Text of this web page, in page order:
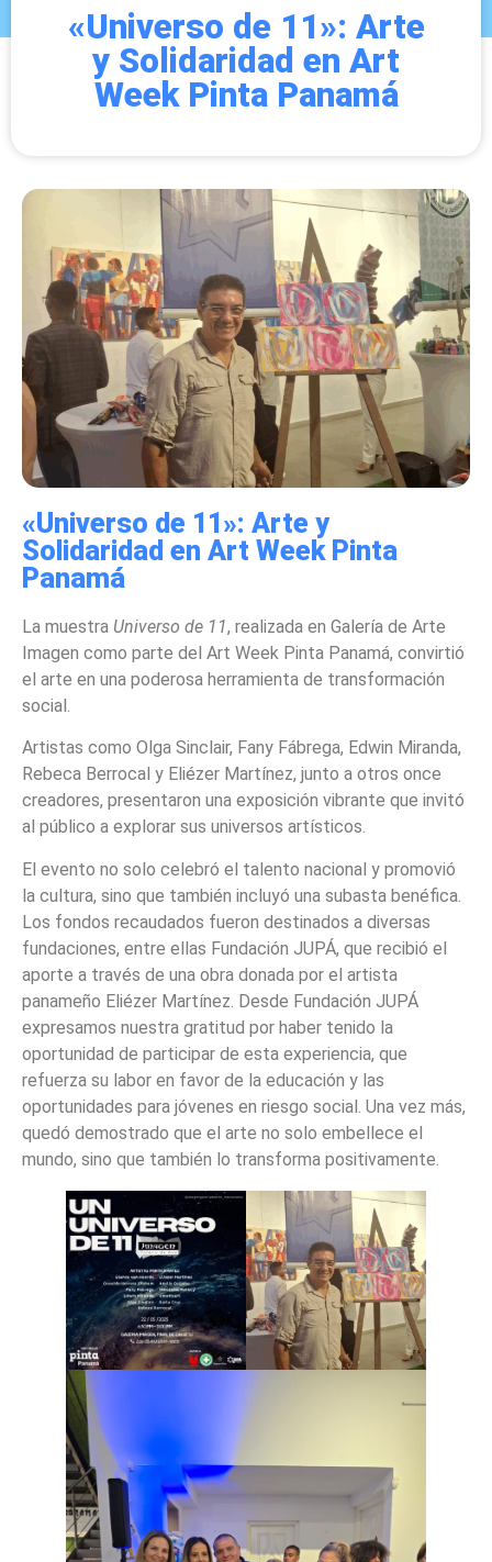
«Universo de 11»: Arte
y Solidaridad en Art
Week Pinta Panamá
«Universo de 11»: Arte y
Solidaridad en Art Week Pinta
Panamá
La muestra Universo de 11, realizada en Galería de Arte
Imagen como parte del Art Week Pinta Panamá, convirtió
el arte en una poderosa herramienta de transformación
social.
Artistas como Olga Sinclair, Fany Fábrega, Edwin Miranda,
Rebeca Berrocal y Eliézer Martínez, junto a otros once
creadores, presentaron una exposición vibrante que invitó
al público a explorar sus universos artísticos.
El evento no solo celebró el talento nacional y promovió
la cultura, sino que también incluyó una subasta benéfica.
Los fondos recaudados fueron destinados a diversas
fundaciones, entre ellas Fundación JUPÁ, que recibió el
aporte a través de una obra donada por el artista
panameño Eliézer Martínez. Desde Fundación JUPÁ
expresamos nuestra gratitud por haber tenido la
oportunidad de participar de esta experiencia, que
refuerza su labor en favor de la educación y las
oportunidades para jóvenes en riesgo social. Una vez más,
quedó demostrado que el arte no solo embellece el
mundo, sino que también lo transforma positivamente.